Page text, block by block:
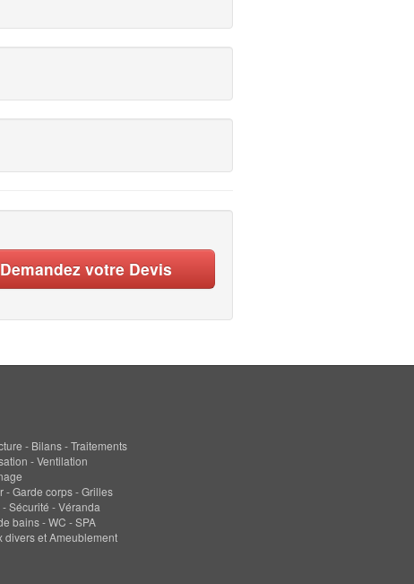
Demandez votre Devis
- Bilans - Traitements
- Ventilation
- Garde corps - Grilles
Sécurité - Véranda
bains - WC - SPA
divers et Ameublement